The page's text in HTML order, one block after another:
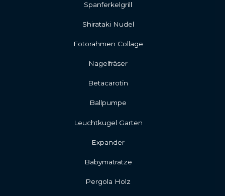
Spanferkelgrill
Shirataki Nudel
Fotorahmen Collage
Nagelfräser
Betacarotin
Ballpumpe
Leuchtkugel Garten
Expander
Babymatratze
Pergola Holz